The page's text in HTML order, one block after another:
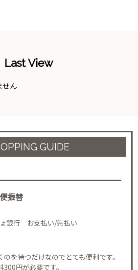
Last View
せん
GUIDE
振替
銀行 お支払い/先払い
を待つだけなのでとても便利です。
円が必要です。